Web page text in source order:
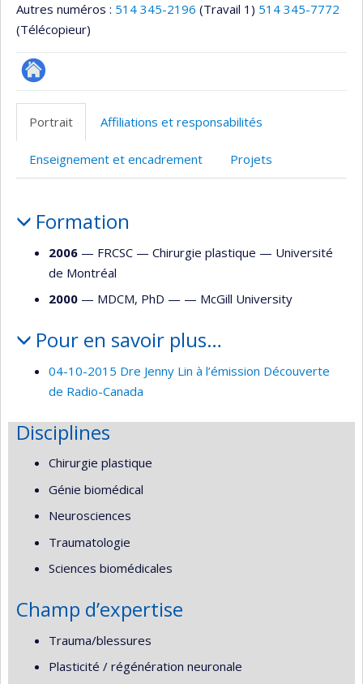
Autres numéros : 514 345-2196 (Travail 1) 514 345-7772
(Télécopieur)
Autre
Portrait Affiliations et responsabilités
Enseignement et encadrement Projets
Formation
2006 — FRCSC — Chirurgie plastique — Université
de Montréal
2000 — MDCM, PhD — — McGill University
Pour en savoir plus…
04-10-2015 Dre Jenny Lin à l’émission Découverte
de Radio-Canada
Disciplines
Chirurgie plastique
Génie biomédical
Neurosciences
Traumatologie
Sciences biomédicales
Champ d’expertise
Trauma/blessures
Plasticité / régénération neuronale